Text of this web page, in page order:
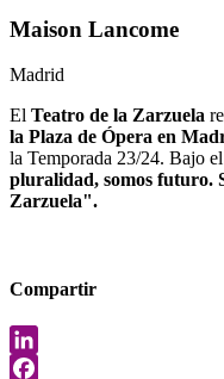
Maison Lancome
Madrid
El Teatro de la Zarzuela
la Plaza de Ópera en
la Temporada 23/24. Bajo
pluralidad, somos futuro.
Zarzuela".
Compartir
LinkedIn